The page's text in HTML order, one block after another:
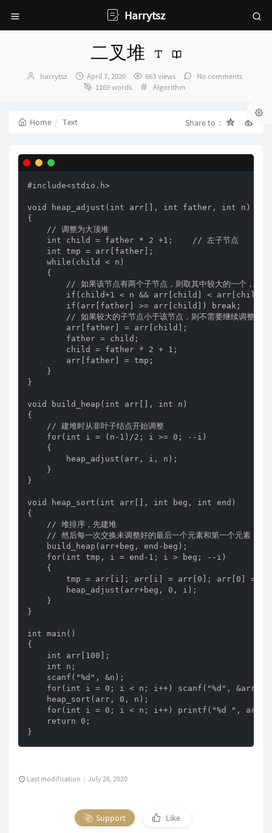
Harrytsz
二叉堆
Author：
harrytsz
发
布
April 7, 2020 863 views
No comments
1169 words
Categories：
Algorithm
Home Text Share to：
#include<stdio.h>
void heap_adjust(int arr[], int father, int n)
{
    // 调整为大顶堆
    int child = father * 2 +1;    // 左子节点
    int tmp = arr[father];
    while(child < n)
    {
// 如果该节点有两个子节点，则取其中较大的一个，否则
if(child+1 < n && arr[child] <
        if(arr[father] >= arr[child]) break;
// 如果较大的子节点小于该节点，则不需要继续调整，退
        arr[father] = arr[child];
        father = child;
        child = father * 2 + 1;
        arr[father] = tmp;
    }
}
void build_heap(int arr[], int n)
{
    // 建堆时从非叶子结点开始调整
    for(int i = (n-1)/2; i >= 0; --i)
    {
        heap_adjust(arr, i, n);
    }
}
void heap_sort(int arr[], int beg, int end)
{
    // 堆排序，先建堆
    // 然后每一次交换未调整好的最后一个元素和第一个元素
    build_heap(arr+beg, end-beg);
    for(int tmp, i = end-1; i > beg; --i)
    {
tmp = arr[i]; arr[i] = arr[0]; arr[0] =
        heap_adjust(arr+beg, 0, i);
    }
}
int main()
{
    int arr[100];
    int n;
    scanf("%d", &n);
for(int i = 0; i < n; i++) scanf("%d",
    heap_sort(arr, 0, n);
for(int i = 0; i < n; i++) printf("%d ",
    return 0;
}
Last modification：July 26, 2020
Support Like